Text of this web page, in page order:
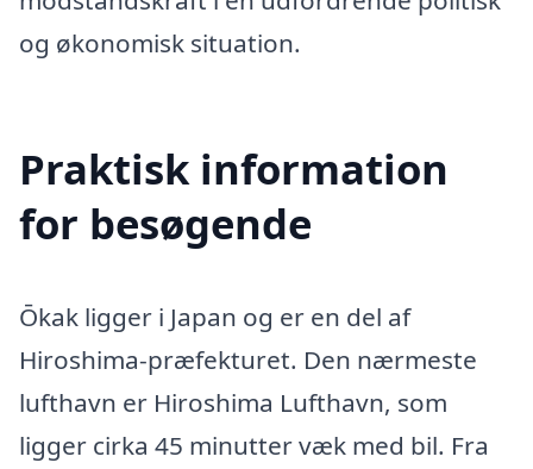
og økonomisk situation.
Praktisk information
for besøgende
Ōkak ligger i Japan og er en del af
Hiroshima-præfekturet. Den nærmeste
lufthavn er Hiroshima Lufthavn, som
ligger cirka 45 minutter væk med bil. Fra